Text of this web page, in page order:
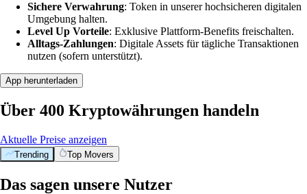
Sichere Verwahrung: Token in unserer hochsicheren digitalen
Umgebung halten.
Level Up Vorteile: Exklusive Plattform-Benefits freischalten.
Alltags-Zahlungen: Digitale Assets für tägliche Transaktionen
nutzen (sofern unterstützt).
App herunterladen
Über 400 Kryptowährungen handeln
Aktuelle Preise anzeigen
Trending Top Movers
Das sagen unsere Nutzer